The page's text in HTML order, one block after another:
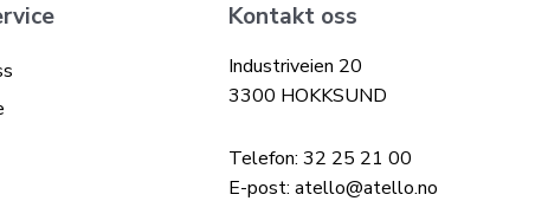
Kontakt oss
Industriveien 20
3300 HOKKSUND
Telefon: 32 25 21 00
E-post: atello@atello.no